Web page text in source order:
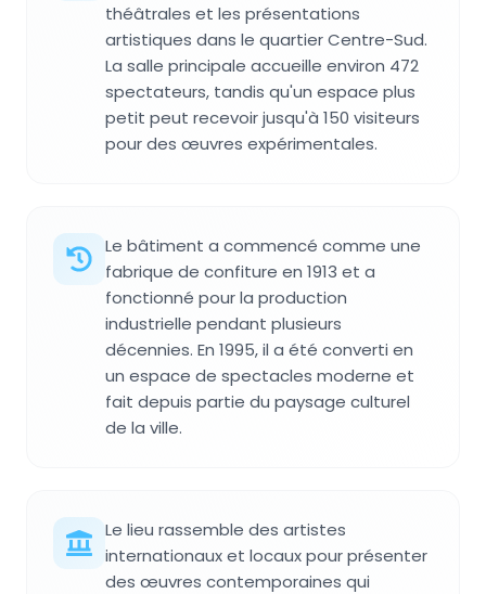
théâtrales et les présentations
artistiques dans le quartier Centre-Sud.
La salle principale accueille environ 472
spectateurs, tandis qu'un espace plus
petit peut recevoir jusqu'à 150 visiteurs
pour des œuvres expérimentales.
Le bâtiment a commencé comme une
fabrique de confiture en 1913 et a
fonctionné pour la production
industrielle pendant plusieurs
décennies. En 1995, il a été converti en
un espace de spectacles moderne et
fait depuis partie du paysage culturel
de la ville.
Le lieu rassemble des artistes
internationaux et locaux pour présenter
des œuvres contemporaines qui